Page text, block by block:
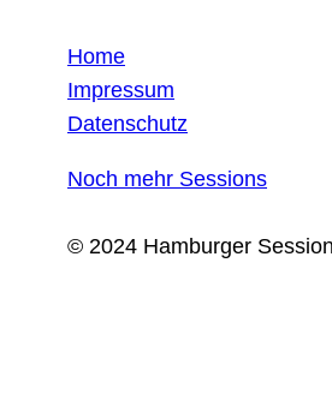
Home
Impressum
Datenschutz
Noch mehr Sessions
© 2024 Hamburger